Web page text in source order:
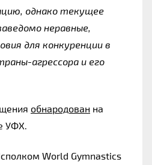
однако текущее
неравные,
для конкуренции в
агрессора и его
обнародован на
УФХ.
World Gymnastics